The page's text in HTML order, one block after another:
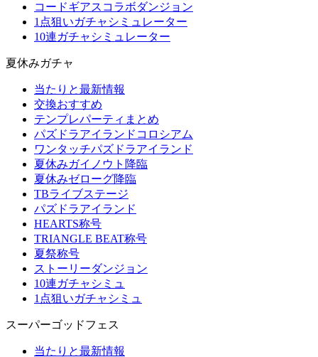
コードギアスコラボダンジョン
1点狙いガチャシミュレーター
10連ガチャシミュレーター
夏休みガチャ
当たりと最新情報
交換おすすめ
テンプレパーティまとめ
パズドラアイランドコロシアム
ワンタッチパズドラアイランド
夏休みガイノウト降臨
夏休みゼローグ降臨
TBライブステージ
パズドラアイランド
HEARTS称号
TRIANGLE BEAT称号
夏祭称号
ストーリーダンジョン
10連ガチャシミュ
1点狙いガチャシミュ
スーパーゴッドフェス
当たりと最新情報